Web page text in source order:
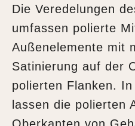
Die Veredelungen
umfassen polierte
Außenelemente mit
Satinierung auf der
polierten Flanken.
lassen die polierten